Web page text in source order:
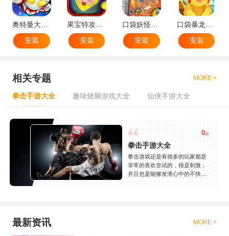
奥特曼大战小怪兽
安装
安装
安装
安装
相关专题 MORE +
拳击手游大全 趣味烧脑游戏大全 仙侠手游大全
0款
拳击手游大全
拳击游戏还是有很多的玩家都是
非常的喜欢尝试的，很是刺激，
并且也是能够发泄心中的不快
够去进行体验的，我们也是能够
最新资讯 MORE +